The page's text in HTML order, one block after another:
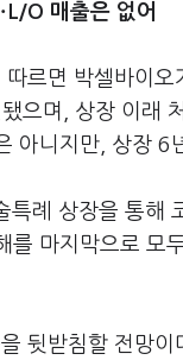
L/O 매출은 없어
르면 박셀바이
으며, 상장 이래
아니지만, 상장 6
례 상장을 통해
를 마지막으로
뒷받침할 전망